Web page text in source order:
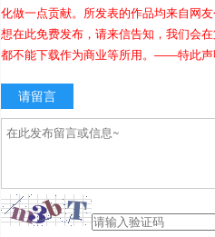
化做一点贡献。所发表的作品均来自网
想在此免费发布，请来信告知，我们会
都不能下载作为商业等所用。——特此声
请留言